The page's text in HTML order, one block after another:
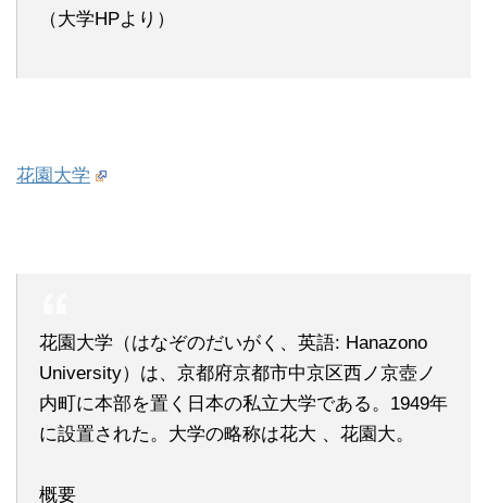
（大学HPより）
花園大学
花園大学（はなぞのだいがく、英語: Hanazono
University）は、京都府京都市中京区西ノ京壺ノ
内町に本部を置く日本の私立大学である。1949年
に設置された。大学の略称は花大 、花園大。
概要